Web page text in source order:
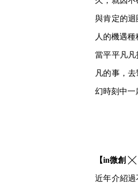
與肯定的
人的機遇
當平平凡
凡的事，
幻時刻中一
【in微創 ╳
近年介紹